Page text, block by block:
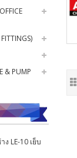
& PUMP
ง LE-10 เย็บ